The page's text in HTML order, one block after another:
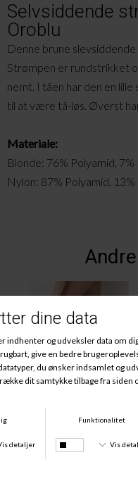
Selvsiddende
Oroblu
Denne brune
Strømpen er rundstrikket
nemt. I tåen har den en
til at være tå-løs. Øverst
Materiale:
Blonde: 76% Polyamid,
Nylon: 87% Polyamid, 13%